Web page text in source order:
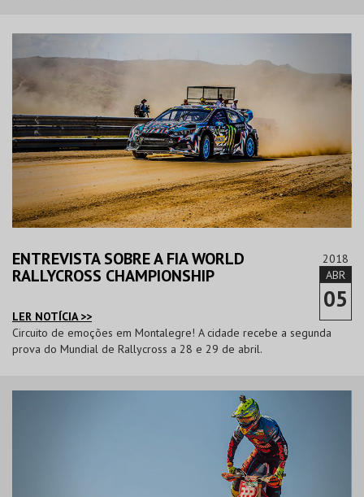
ENTREVISTA SOBRE A FIA WORLD
RALLYCROSS CHAMPIONSHIP
LER NOTÍCIA >>
2018
ABR
05
Circuito de emoções em Montalegre! A cidade recebe a segunda
prova do Mundial de Rallycross a 28 e 29 de abril.